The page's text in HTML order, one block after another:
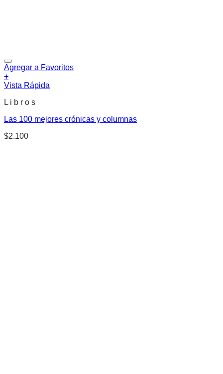
Agregar a Favoritos
+
Vista Rápida
L i b r o s
Las 100 mejores crónicas y columnas
$2.100